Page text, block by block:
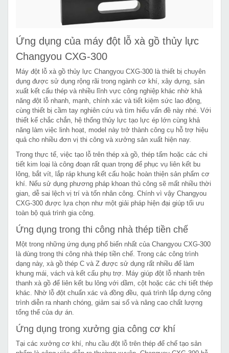
Ứng dụng của máy đột lỗ xà gồ thủy lực
Changyou CXG-300
Máy đột lỗ xà gồ thủy lực Changyou CXG-300 là thiết bị chuyên
dụng được sử dụng rộng rãi trong ngành cơ khí, xây dựng, sản
xuất kết cấu thép và nhiều lĩnh vực công nghiệp khác nhờ khả
năng đột lỗ nhanh, mạnh, chính xác và tiết kiệm sức lao động,
cùng thiết bị cầm tay nghiên cứu và tìm hiểu vấn đề này nhé. Với
thiết kế chắc chắn, hệ thống thủy lực tạo lực ép lớn cùng khả
năng làm việc linh hoạt, model này trở thành công cụ hỗ trợ hiệu
quả cho nhiều đơn vị thi công và xưởng sản xuất hiện nay.
Trong thực tế, việc tạo lỗ trên thép xà gồ, thép tấm hoặc các chi
tiết kim loại là công đoạn rất quan trọng để phục vụ liên kết bu
lông, bắt vít, lắp ráp khung kết cấu hoặc hoàn thiện sản phẩm cơ
khí. Nếu sử dụng phương pháp khoan thủ công sẽ mất nhiều thời
gian, dễ sai lệch vị trí và tốn nhân công. Chính vì vậy Changyou
CXG-300 được lựa chọn như một giải pháp hiện đại giúp tối ưu
toàn bộ quá trình gia công.
Ứng dụng trong thi công nhà thép tiền chế
Một trong những ứng dụng phổ biến nhất của Changyou CXG-300
là dùng trong thi công nhà thép tiền chế. Trong các công trình
dạng này, xà gồ thép C và Z được sử dụng rất nhiều để làm
khung mái, vách và kết cấu phụ trợ. Máy giúp đột lỗ nhanh trên
thanh xà gồ để liên kết bu lông với dầm, cột hoặc các chi tiết thép
khác. Nhờ lỗ đột chuẩn xác và đồng đều, quá trình lắp dựng công
trình diễn ra nhanh chóng, giảm sai số và nâng cao chất lượng
tổng thể của dự án.
Ứng dụng trong xưởng gia công cơ khí
Tại các xưởng cơ khí, nhu cầu đột lỗ trên thép để chế tạo sản